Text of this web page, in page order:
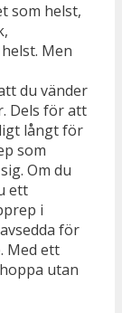
som helst,
Men
du vänder
Dels för att
långt för
som
Om du
ett
i
för
Med ett
utan